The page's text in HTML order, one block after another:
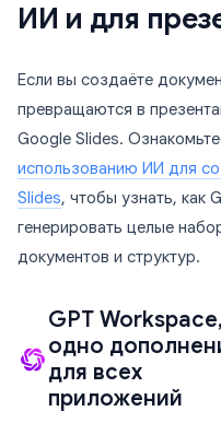
ИИ и для
Если вы создаёте
превращаются в
Google Slides.
использованию ИИ для
Slides, чтобы узнать, как
генерировать целые
документов и структур.
GPT Workspace,
одно
для всех
приложений